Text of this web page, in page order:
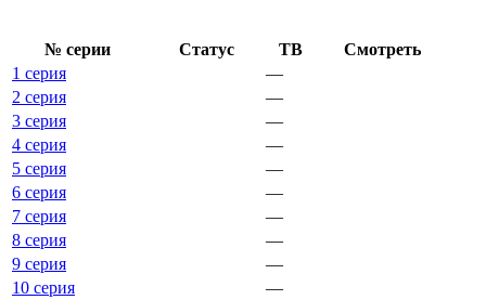
№ се­рии Ста­тус ТВ
Смот­реть
1 серия
—
2 серия
—
3 серия
—
4 серия
—
5 серия
—
6 серия
—
7 серия
—
8 серия
—
9 серия
—
10 серия
—